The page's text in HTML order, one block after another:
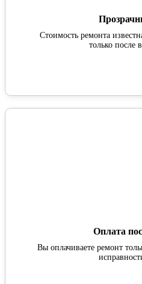
Стоимость ремонта
только после
Оплата
Вы оплачиваете ремонт